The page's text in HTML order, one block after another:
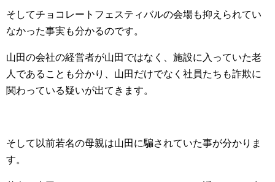
そしてチョコレートフェスティバルの会場も抑えられてい
なかった事実も分かるのです。
山田の会社の経営者が山田ではなく、施設に入っていた老
人であることも分かり、山田だけでなく社員たちも詐欺に
関わっている疑いが出てきます。
そして以前若名の母親は山田に騙されていた事が分かりま
す。